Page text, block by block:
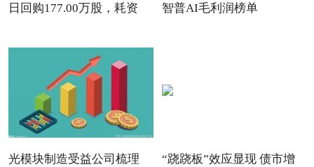
日回购177.00万股，耗资
智普AI毛利润榜单
光模块制造受益公司梳理
“跷跷板”效应显现 债市增